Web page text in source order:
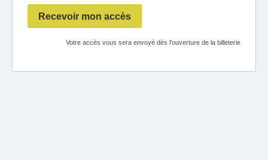
Recevoir mon accès
Votre accès vous sera envoyé dès l'ouverture de la billeterie